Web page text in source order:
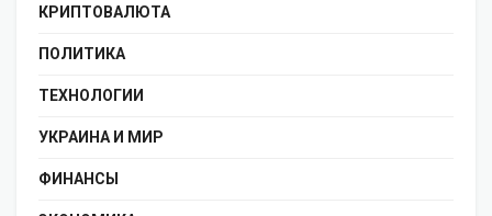
КРИПТОВАЛЮТА
ПОЛИТИКА
ТЕХНОЛОГИИ
УКРАИНА И МИР
ФИНАНСЫ